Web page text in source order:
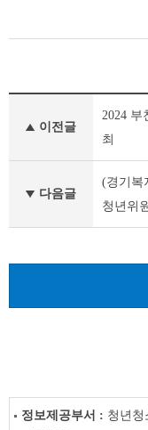
다
글
이전글
2024 부
최
다음글
(경기복
청년위
정보제공부서 : 청년청